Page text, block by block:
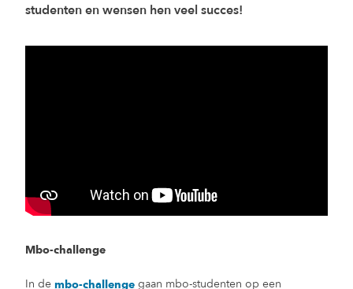
studenten en wensen hen veel succes!
Mbo-challenge
In de mbo-challenge gaan mbo-studenten op een